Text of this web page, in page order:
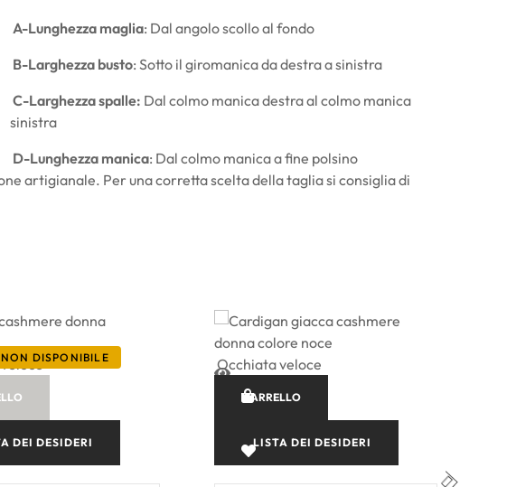
A-Lunghezza maglia: Dal angolo scollo al fondo
B-Larghezza busto: Sotto il giromanica da destra a sinistra
C-Larghezza spalle: Dal colmo manica destra al colmo manica
sinistra
D-Lunghezza manica: Dal colmo manica a fine polsino
artigianale. Per una corretta scelta della taglia si consiglia di
NON DISPONIBILE
veloce
DEI DESIDERI
Occhiata veloce
CARRELLO
LISTA DEI DESIDERI